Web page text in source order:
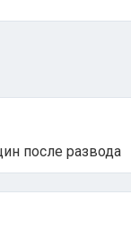
после развода